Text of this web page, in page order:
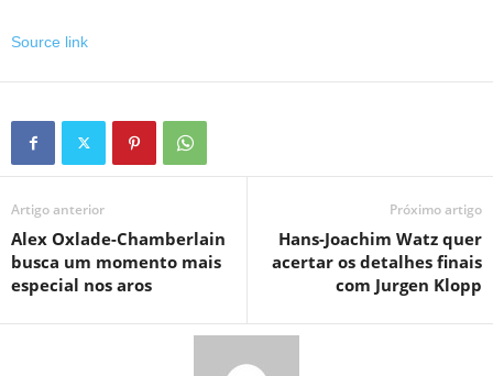
Source link
Artigo anterior
Alex Oxlade-Chamberlain
busca um momento mais
especial nos aros
Próximo artigo
Hans-Joachim Watz quer
acertar os detalhes finais
com Jurgen Klopp